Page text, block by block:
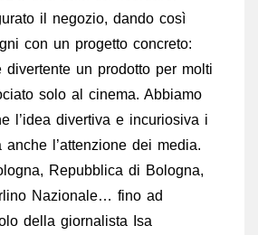
il negozio, dando così
con un progetto concreto:
divertente un prodotto per molti
solo al cinema. Abbiamo
l’idea divertiva e incuriosiva i
l’attenzione dei media.
Repubblica di Bologna,
Nazionale… fino ad
della giornalista Isa